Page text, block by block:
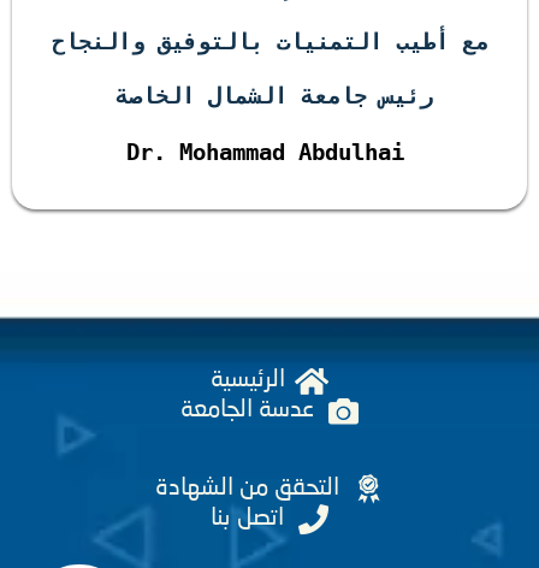
مع أطيب التمنيات بالتوفيق والنجاح
رئيس جامعة الشمال الخاصة
Dr.Mohammad Abdulhai
الرئيسية
عدسة الجامعة
التحقق من الشهادة
اتصل بنا